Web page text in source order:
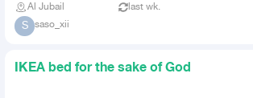
Al Jubail last wk.
S saso_xii
IKEA bed for the sake of God